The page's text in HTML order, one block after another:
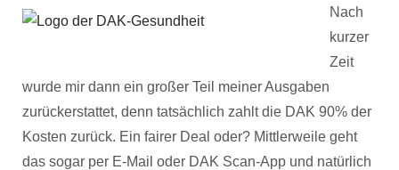
Nach
kurzer
Zeit
wurde mir dann ein großer Teil meiner Ausgaben
zurückerstattet, denn tatsächlich zahlt die DAK 90% der
Kosten zurück. Ein fairer Deal oder? Mittlerweile geht
das sogar per E-Mail oder DAK Scan-App und natürlich